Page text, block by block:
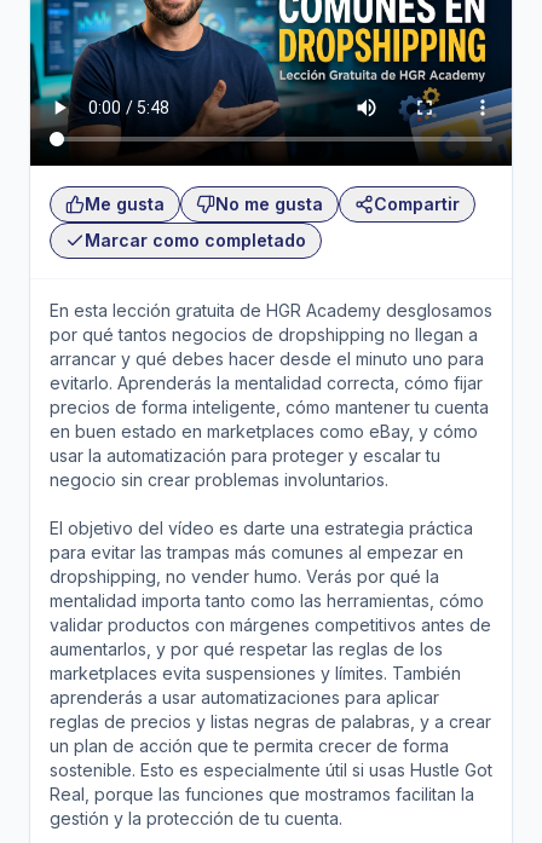
Me gusta No me gusta
Compartir
Marcar como completado
En esta lección gratuita de HGR Academy desglosamos
por qué tantos negocios de dropshipping no llegan a
arrancar y qué debes hacer desde el minuto uno para
evitarlo. Aprenderás la mentalidad correcta, cómo fijar
precios de forma inteligente, cómo mantener tu cuenta
en buen estado en marketplaces como eBay, y cómo
usar la automatización para proteger y escalar tu
negocio sin crear problemas involuntarios.
El objetivo del vídeo es darte una estrategia práctica
para evitar las trampas más comunes al empezar en
dropshipping, no vender humo. Verás por qué la
mentalidad importa tanto como las herramientas, cómo
validar productos con márgenes competitivos antes de
aumentarlos, y por qué respetar las reglas de los
marketplaces evita suspensiones y límites. También
aprenderás a usar automatizaciones para aplicar
reglas de precios y listas negras de palabras, y a crear
un plan de acción que te permita crecer de forma
sostenible. Esto es especialmente útil si usas Hustle Got
Real, porque las funciones que mostramos facilitan la
gestión y la protección de tu cuenta.